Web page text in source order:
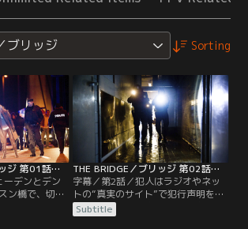
ブリッジ Sorting
THE BRIDGE／ブリッジ 第01話／字幕
ーデンとデン
ン橋で、切断
見される。遺
がスウェーデ
THE BRIDGE／ブリッジ 第02話／字幕
字幕／第2話／犯人はラジオやネッ
トの“真実のサイト”で犯行声明を出
し、橋の事件は“始まりにすぎな
い”と警察に対してメッセージを送
Subtitle